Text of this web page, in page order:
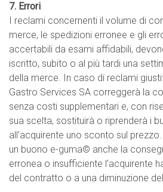
7. Errori
I reclami concernenti il volume di
merce, le spedizioni erronee e gli
accertabili da esami affidabili,
iscritto, subito o al più tardi una
della merce. In caso di reclami
Gastro Services SA correggerà la
senza costi supplementari e, con
sua scelta, sostituirà o riprenderà i
all’acquirente uno sconto sul
un buono e-guma© anche la
erronea o insufficiente l’acquirente
del contratto o a una diminuzione